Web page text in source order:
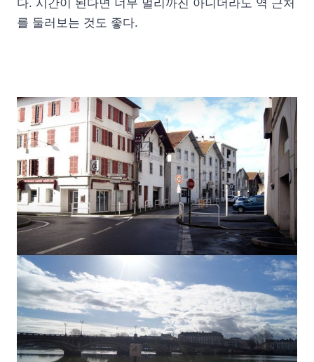
다. 시간이 된다면 너무 멀리까진 아니더라도 역 근처
를 둘러보는 것도 좋다.